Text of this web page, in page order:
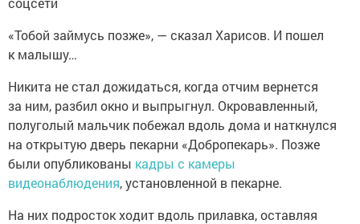
«Тобой займусь позже», — сказал Харисов. И пошел
к малышу…
Никита не стал дожидаться, когда отчим вернется
за ним, разбил окно и выпрыгнул. Окровавленный,
полуголый мальчик побежал вдоль дома и наткнулся
на открытую дверь пекарни «Добропекарь». Позже
были опубликованы кадры с камеры
видеонаблюдения, установленной в пекарне.
На них подросток ходит вдоль прилавка, оставляя